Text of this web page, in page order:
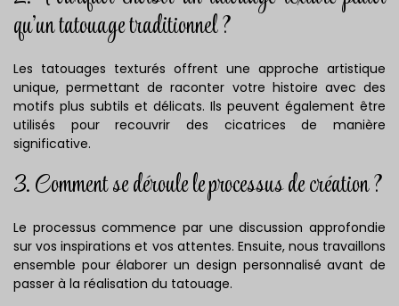
qu'un tatouage traditionnel ?
Les tatouages texturés offrent une approche artistique
unique, permettant de raconter votre histoire avec des
motifs plus subtils et délicats. Ils peuvent également être
utilisés pour recouvrir des cicatrices de manière
significative.
3. Comment se déroule le processus de création ?
Le processus commence par une discussion approfondie
sur vos inspirations et vos attentes. Ensuite, nous travaillons
ensemble pour élaborer un design personnalisé avant de
passer à la réalisation du tatouage.